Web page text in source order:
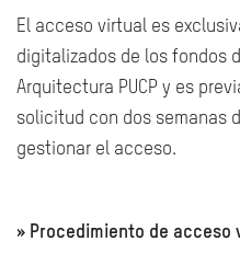
El acceso virtual es
digitalizados de los fondos
Arquitectura PUCP y es
solicitud con dos semanas
gestionar el acceso.
» Procedimiento de acceso